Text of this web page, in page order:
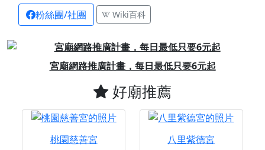
粉絲團/社團 Wiki百科
宮廟網路推廣計畫，每日最低只要6元起
Previous
好廟推薦
桃園慈善宮
八里紫德宮